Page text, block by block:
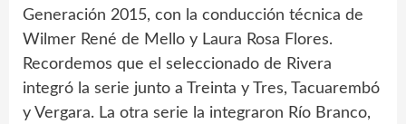
Generación 2015, con la conducción técnica de
Wilmer René de Mello y Laura Rosa Flores.
Recordemos que el seleccionado de Rivera
integró la serie junto a Treinta y Tres, Tacuarembó
y Vergara. La otra serie la integraron Río Branco,